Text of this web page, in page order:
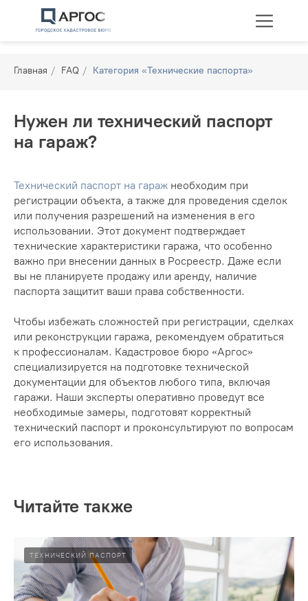
Перепланировка
Главная / FAQ / Категория «Технические паспорта»
Нужен ли технический паспорт
на гараж?
Технический паспорт на гараж необходим при
регистрации объекта, а также для проведения сделок
или получения разрешений на изменения в его
использовании. Этот документ подтверждает
технические характеристики гаража, что особенно
важно при внесении данных в Росреестр. Даже если
вы не планируете продажу или аренду, наличие
паспорта защитит ваши права собственности.
Чтобы избежать сложностей при регистрации, сделках
или реконструкции гаража, рекомендуем обратиться
к профессионалам. Кадастровое бюро «Аргос»
специализируется на подготовке технической
документации для объектов любого типа, включая
гаражи. Наши эксперты оперативно проведут все
необходимые замеры, подготовят корректный
технический паспорт и проконсультируют по вопросам
его использования.
Читайте также
ТЕХНИЧЕСКИЙ ПАСПОРТ